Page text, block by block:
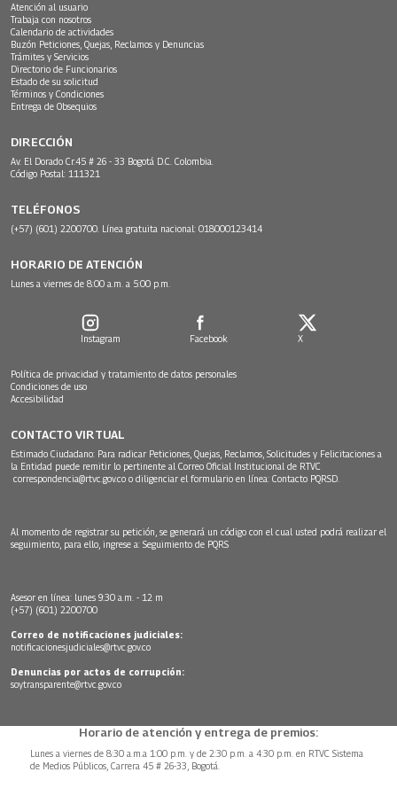
Atención al usuario
Trabaja con nosotros
Calendario de actividades
Buzón Peticiones, Quejas, Reclamos y Denuncias
Trámites y Servicios
Directorio de Funcionarios
Estado de su solicitud
Términos y Condiciones
Entrega de Obsequios
DIRECCIÓN
Av. El Dorado Cr.45 # 26 - 33 Bogotá D.C. Colombia.
Código Postal: 111321
TELÉFONOS
(+57) (601) 2200700. Línea gratuita nacional: 018000123414
HORARIO DE ATENCIÓN
Lunes a viernes de 8:00 a.m. a 5:00 p.m.
Instagram Facebook X
Política de privacidad y tratamiento de datos personales
Condiciones de uso
Accesibilidad
CONTACTO VIRTUAL
Estimado Ciudadano: Para radicar Peticiones, Quejas, Reclamos, Solicitudes y Felicitaciones a
la Entidad puede remitir lo pertinente al Correo Oficial Institucional de RTVC
correspondencia@rtvc.gov.co o diligenciar el formulario en línea: Contacto PQRSD.
Al momento de registrar su petición, se generará un código con el cual usted podrá realizar el
seguimiento, para ello, ingrese a: Seguimiento de PQRS
Asesor en línea: lunes 9:30 a.m. - 12 m
(+57) (601) 2200700
Correo de notificaciones judiciales:
notificacionesjudiciales@rtvc.gov.co
Denuncias por actos de corrupción:
soytransparente@rtvc.gov.co
Horario de atención y entrega de premios:
Lunes a viernes de 8:30 a.m.a 1:00 p.m. y de 2:30 p.m. a 4:30 p.m. en RTVC Sistema
de Medios Públicos, Carrera 45 # 26-33, Bogotá.